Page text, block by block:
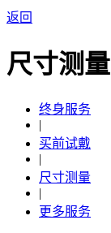
返回
尺寸测量
终身服务
|
买前试戴
|
尺寸测量
|
更多服务